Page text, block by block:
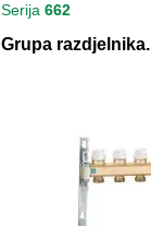
Serija 662
Grupa razdjelnika.